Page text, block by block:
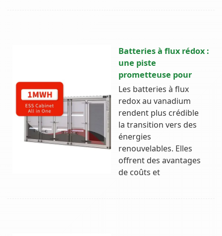
Batteries à flux rédox :
une piste
prometteuse pour
Les batteries à flux
redox au vanadium
rendent plus crédible
la transition vers des
énergies
renouvelables. Elles
offrent des avantages
de coûts et